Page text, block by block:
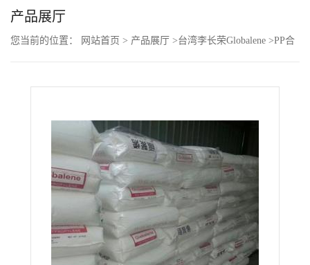
公
产品展厅
您当前的位置： 网站首页 > 产品展厅 >台湾李长荣Globalene >PP合